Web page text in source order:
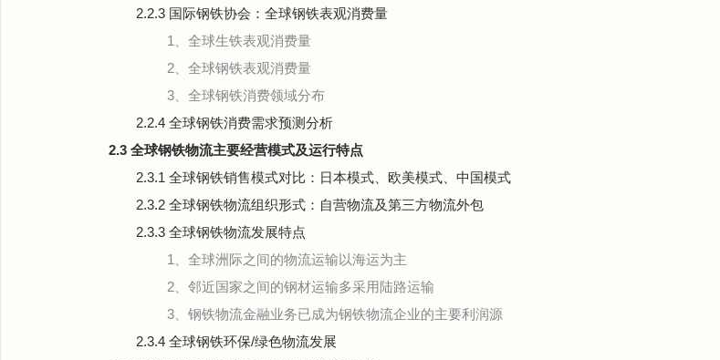
2.2.3 国际钢铁协会：全球钢铁表观消费量
1、全球生铁表观消费量
2、全球钢铁表观消费量
3、全球钢铁消费领域分布
2.2.4 全球钢铁消费需求预测分析
2.3 全球钢铁物流主要经营模式及运行特点
2.3.1 全球钢铁销售模式对比：日本模式、欧美模式、中国模式
2.3.2 全球钢铁物流组织形式：自营物流及第三方物流外包
2.3.3 全球钢铁物流发展特点
1、全球洲际之间的物流运输以海运为主
2、邻近国家之间的钢材运输多采用陆路运输
3、钢铁物流金融业务已成为钢铁物流企业的主要利润源
2.3.4 全球钢铁环保/绿色物流发展